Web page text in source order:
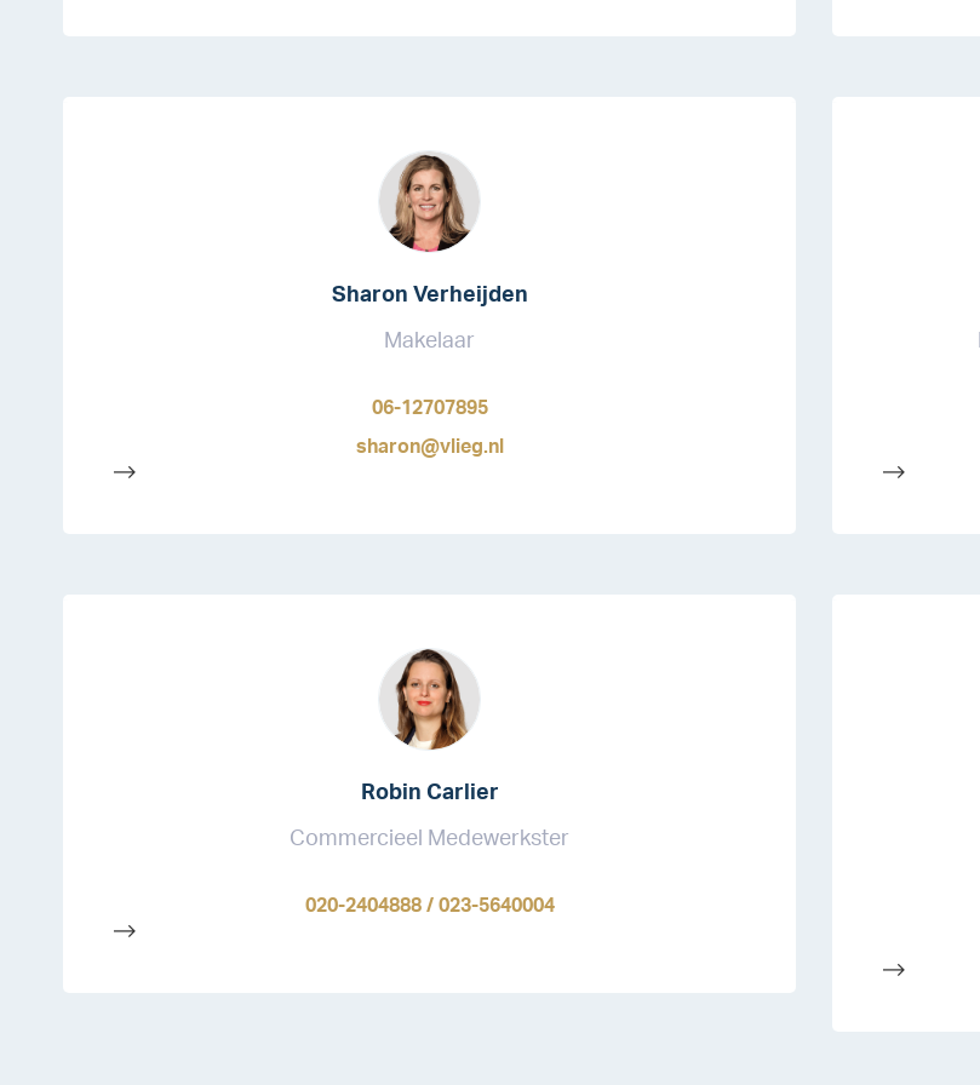
Sharon Verheijden
Makelaar
06-12707895
sharon@vlieg.nl
--> -->
Robin Carlier
Commercieel Medewerkster
020-2404888 / 023-5640004
-->
-->